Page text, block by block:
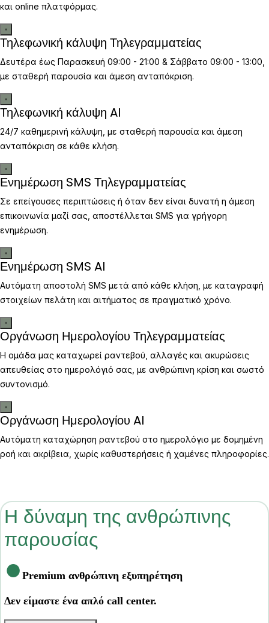
και online πλατφόρμας.
Τηλεφωνική κάλυψη Τηλεγραμματείας
Δευτέρα έως Παρασκευή 09:00 - 21:00 & Σάββατο 09:00 - 13:00,
με σταθερή παρουσία και άμεση ανταπόκριση.
Τηλεφωνική κάλυψη AI
24/7 καθημερινή κάλυψη, με σταθερή παρουσία και άμεση
ανταπόκριση σε κάθε κλήση.
Ενημέρωση SMS Τηλεγραμματείας
Σε επείγουσες περιπτώσεις ή όταν δεν είναι δυνατή η άμεση
επικοινωνία μαζί σας, αποστέλλεται SMS για γρήγορη
ενημέρωση.
Ενημέρωση SMS AI
Αυτόματη αποστολή SMS μετά από κάθε κλήση, με καταγραφή
στοιχείων πελάτη και αιτήματος σε πραγματικό χρόνο.
Οργάνωση Ημερολογίου Τηλεγραμματείας
Η ομάδα μας καταχωρεί ραντεβού, αλλαγές και ακυρώσεις
απευθείας στο ημερολόγιό σας, με ανθρώπινη κρίση και σωστό
συντονισμό.
Οργάνωση Ημερολογίου AI
Αυτόματη καταχώρηση ραντεβού στο ημερολόγιο με δομημένη
ροή και ακρίβεια, χωρίς καθυστερήσεις ή χαμένες πληροφορίες.
Η δύναμη της ανθρώπινης
παρουσίας
● Premium ανθρώπινη εξυπηρέτηση
Δεν είμαστε ένα απλό call center.